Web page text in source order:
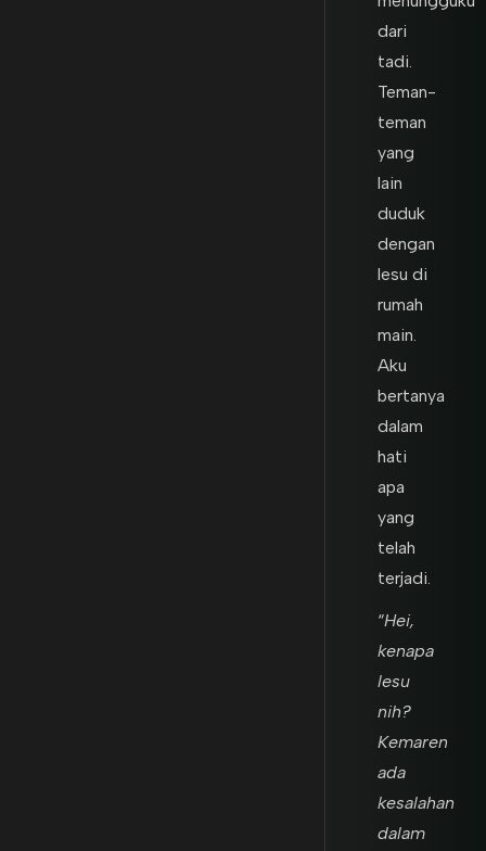
dari
tadi.
Teman-
teman
yang
lain
duduk
dengan
lesu di
rumah
main.
Aku
bertanya
dalam
hati
apa
yang
telah
terjadi.
“Hei,
kenapa
lesu
nih?
Kemaren
ada
kesalahan
dalam